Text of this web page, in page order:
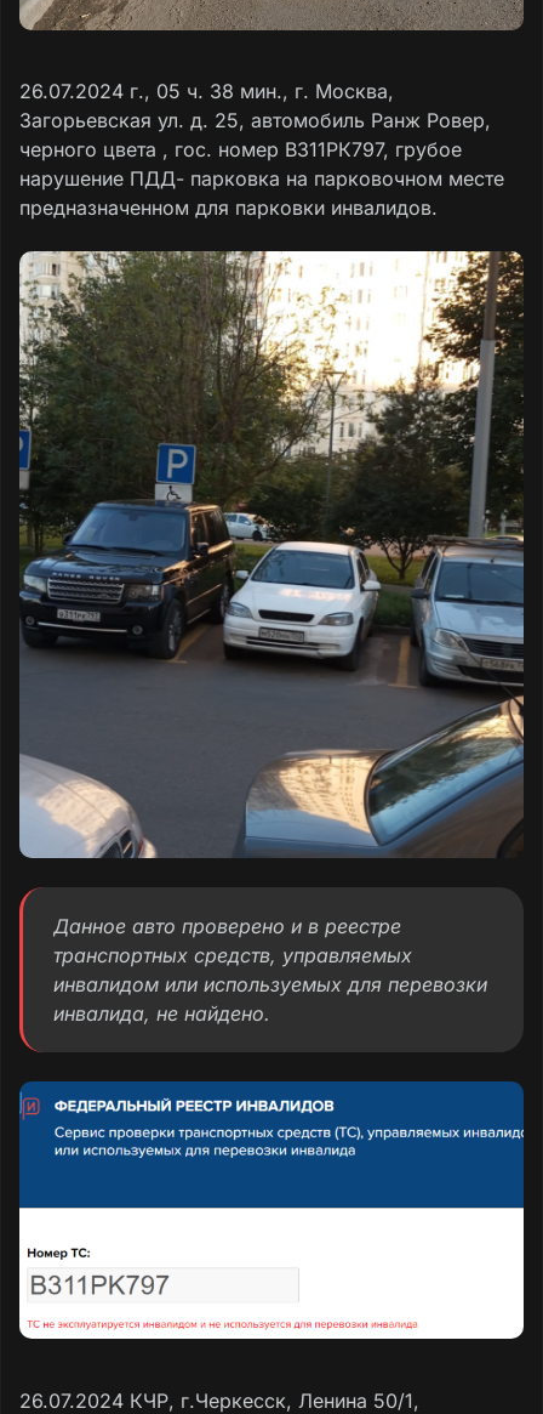
26.07.2024 г., 05 ч. 38 мин., г. Москва,
Загорьевская ул. д. 25, автомобиль Ранж Ровер,
черного цвета , гос. номер В311РК797, грубое
нарушение ПДД- парковка на парковочном месте
предназначенном для парковки инвалидов.
Данное авто проверено и в реестре
транспортных средств, управляемых
инвалидом или используемых для перевозки
инвалида, не найдено.
26.07.2024 КЧР, г.Черкесск, Ленина 50/1,